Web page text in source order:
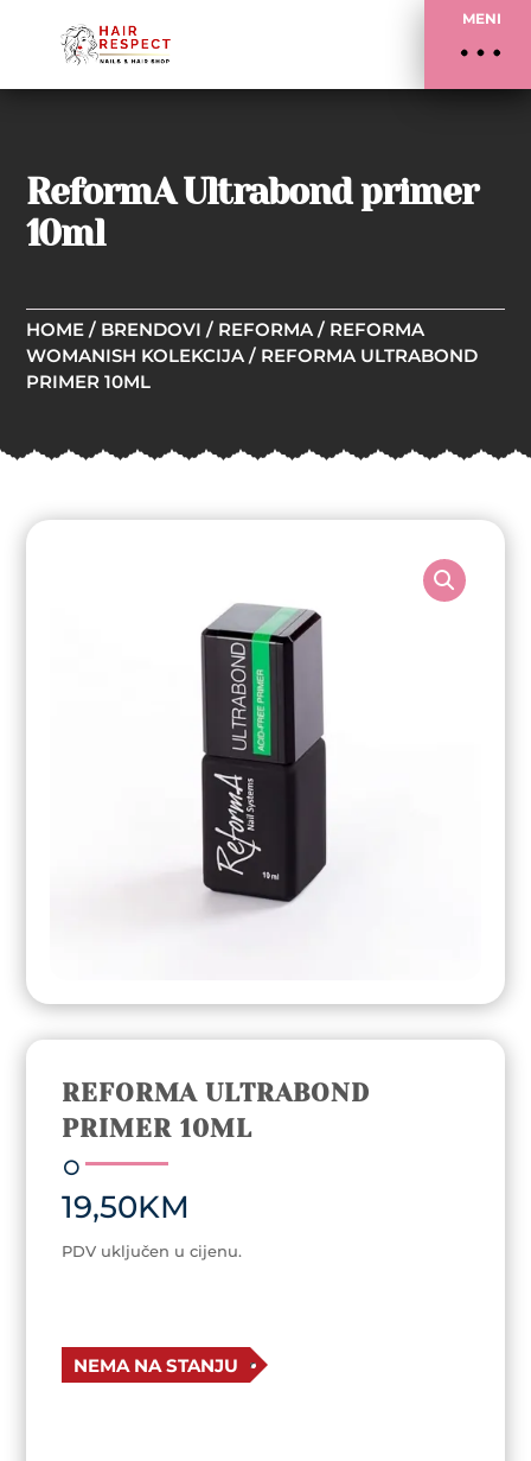
MENI
ReformA Ultrabond primer
10ml
HOME / BRENDOVI / REFORMA / REFORMA
WOMANISH KOLEKCIJA / REFORMA ULTRABOND
PRIMER 10ML
REFORMA ULTRABOND
PRIMER 10ML
19,50KM
PDV uključen u cijenu.
NEMA NA STANJU